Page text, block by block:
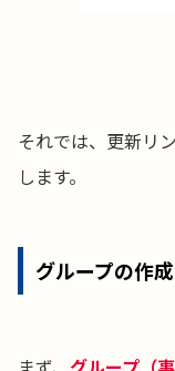
それでは、更新リ
します。
グループの作成